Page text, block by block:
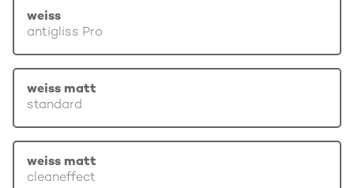
weiss
antigliss Pro
weiss matt
standard
weiss matt
cleaneffect